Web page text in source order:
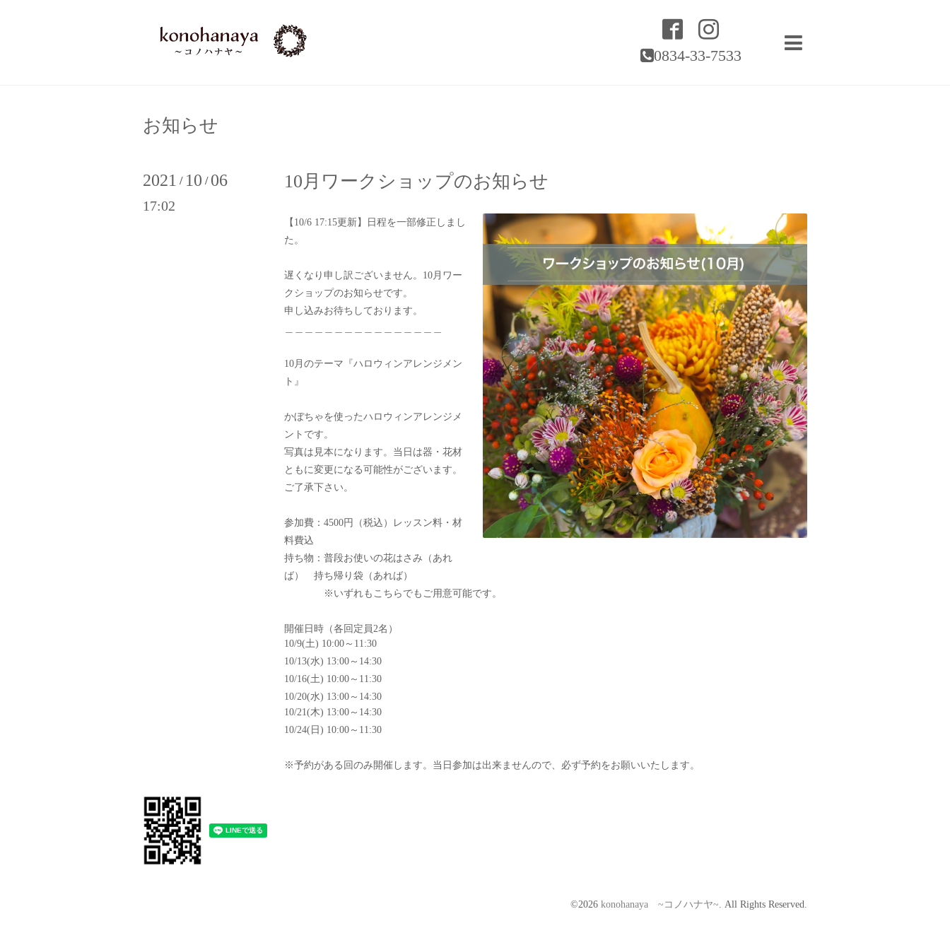
0834-33-7533
お知らせ
2021 / 10 / 06
17:02
10月ワークショップのお知らせ
【10/6 17:15更新】日程を一部修正しまし
た。
遅くなり申し訳ございません。10月ワー
クショップのお知らせです。
申し込みお待ちしております。
10月のテーマ『ハロウィンアレンジメン
ト』
かぼちゃを使ったハロウィンアレンジメ
ントです。
写真は見本になります。当日は器・花材
ともに変更になる可能性がございます。
ご了承下さい。
参加費：4500円（税込）レッスン料・材
料費込
持ち物：普段お使いの花はさみ（あれ
ば） 持ち帰り袋（あれば）
※いずれもこちらでもご用意可能です。
開催日時（各回定員2名）
10/9(土) 10:00 ～ 11:30
10/13(水) 13:00～14:30
10/16(土) 10:00～11:30
10/20(水) 13:00～14:30
10/21(木) 13:00～14:30
10/24(日) 10:00～11:30
※予約がある回のみ開催します。当日参加は出来ませんので、必ず予約をお願いいたします。
©2026 konohanaya ~コノハナヤ~. All Rights Reserved.